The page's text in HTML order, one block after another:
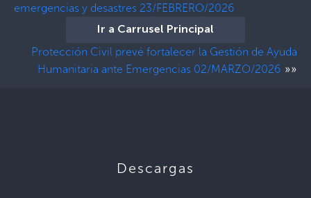
emergencias y desastres 23/FEBRERO/2026
Ir a Carrusel Principal
Protección Civil prevé fortalecer la Gestión de Ayuda
Humanitaria ante Emergencias 02/MARZO/2026 »»
Descargas